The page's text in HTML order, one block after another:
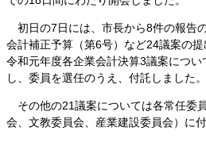
初日の7日には、市長から8件の報告
会計補正予算（第6号）など24議案の
令和元年度各企業会計決算3議案につ
し、委員を選任のうえ、付託しました。
その他の21議案については各常任委
会、文教委員会、産業建設委員会）に付